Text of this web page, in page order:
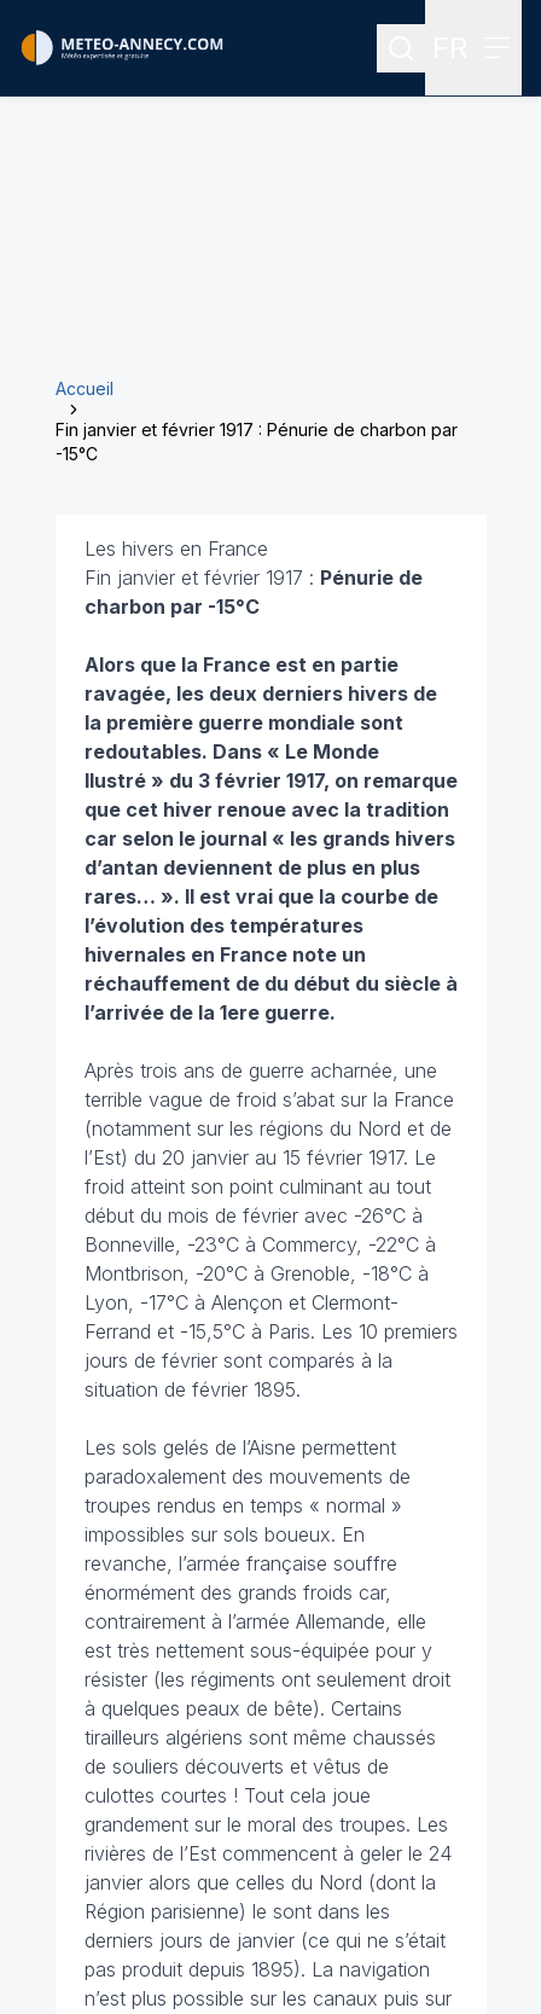
Rechercher
Accueil
Fin janvier et février 1917 : Pénurie de charbon par
-15°C
Les hivers en France
Fin janvier et février 1917 : Pénurie de
charbon par -15°C
Alors que la France est en partie
ravagée, les deux derniers hivers de
la première guerre mondiale sont
redoutables. Dans « Le Monde
Ilustré » du 3 février 1917, on remarque
que cet hiver renoue avec la tradition
car selon le journal « les grands hivers
d’antan deviennent de plus en plus
rares… ». Il est vrai que la courbe de
l’évolution des températures
hivernales en France note un
réchauffement de du début du siècle à
l’arrivée de la 1ere guerre.
Après trois ans de guerre acharnée, une
terrible vague de froid s’abat sur la France
(notamment sur les régions du Nord et de
l’Est) du 20 janvier au 15 février 1917. Le
froid atteint son point culminant au tout
début du mois de février avec -26°C à
Bonneville, -23°C à Commercy, -22°C à
Montbrison, -20°C à Grenoble, -18°C à
Lyon, -17°C à Alençon et Clermont-
Ferrand et -15,5°C à Paris. Les 10 premiers
jours de février sont comparés à la
situation de février 1895.
Les sols gelés de l’Aisne permettent
paradoxalement des mouvements de
troupes rendus en temps « normal »
impossibles sur sols boueux. En
revanche, l’armée française souffre
énormément des grands froids car,
contrairement à l’armée Allemande, elle
est très nettement sous-équipée pour y
résister (les régiments ont seulement droit
à quelques peaux de bête). Certains
tirailleurs algériens sont même chaussés
de souliers découverts et vêtus de
culottes courtes ! Tout cela joue
grandement sur le moral des troupes. Les
rivières de l’Est commencent à geler le 24
janvier alors que celles du Nord (dont la
Région parisienne) le sont dans les
derniers jours de janvier (ce qui ne s’était
pas produit depuis 1895). La navigation
n’est plus possible sur les canaux puis sur